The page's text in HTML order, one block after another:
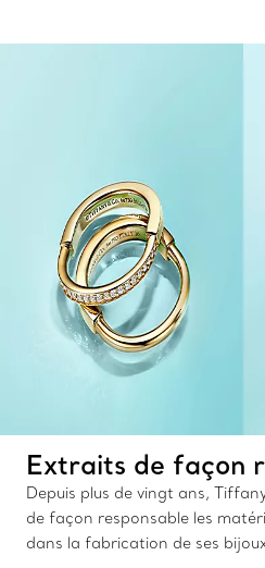
Extraits de façon
Depuis plus de vingt ans,
de façon responsable les
dans la fabrication de ses